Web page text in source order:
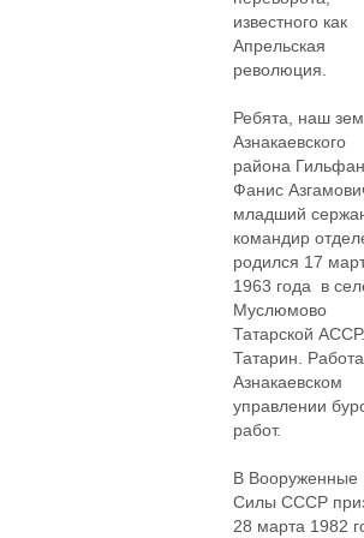
известного как
Апрельская
революция.
Ребята, наш
Азнакаевского
района
Фанис
младший
командир
родился 17
1963 года в
Муслюмово
Татарской АССР.
Татарин.
Азнакаевском
управлении
работ.
В Вооруженные
Силы СССР
28 марта 1982